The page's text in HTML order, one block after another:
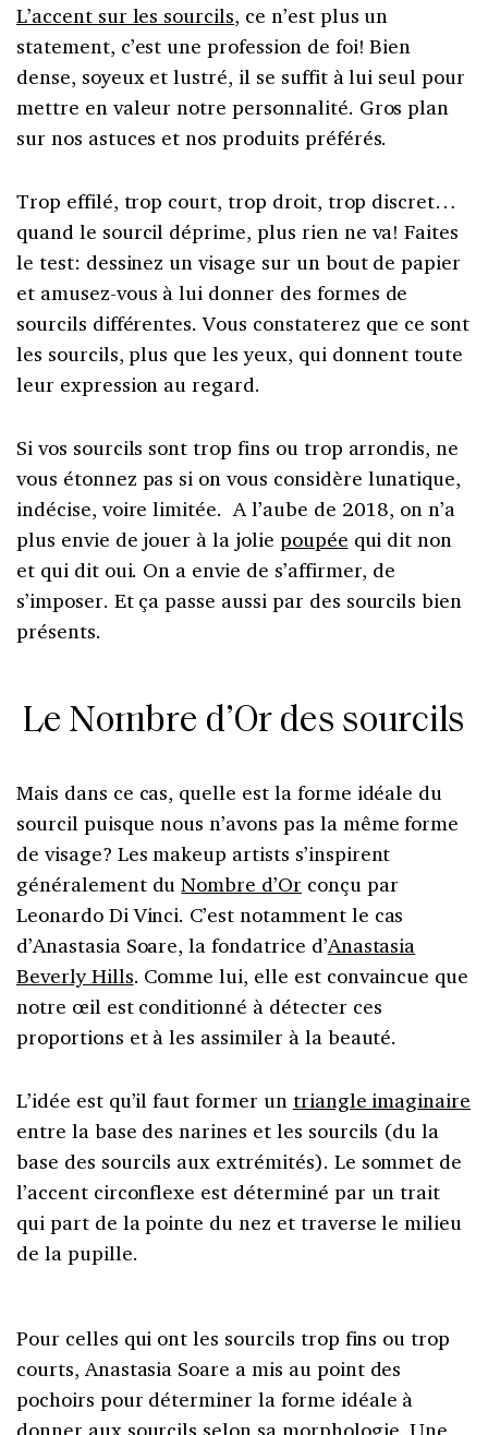
L’accent sur les sourcils, ce n’est plus un
statement, c’est une profession de foi! Bien
dense, soyeux et lustré, il se suffit à lui seul pour
mettre en valeur notre personnalité. Gros plan
sur nos astuces et nos produits préférés.
Trop effilé, trop court, trop droit, trop discret…
quand le sourcil déprime, plus rien ne va! Faites
le test: dessinez un visage sur un bout de papier
et amusez-vous à lui donner des formes de
sourcils différentes. Vous constaterez que ce sont
les sourcils, plus que les yeux, qui donnent toute
leur expression au regard.
Si vos sourcils sont trop fins ou trop arrondis, ne
vous étonnez pas si on vous considère lunatique,
indécise, voire limitée. A l’aube de 2018, on n’a
plus envie de jouer à la jolie poupée qui dit non
et qui dit oui. On a envie de s’affirmer, de
s’imposer. Et ça passe aussi par des sourcils bien
présents.
Le Nombre d’Or des sourcils
Mais dans ce cas, quelle est la forme idéale du
sourcil puisque nous n’avons pas la même forme
de visage? Les makeup artists s’inspirent
généralement duNombre d’Or conçu par
Leonardo Di Vinci. C’est notamment le cas
d’Anastasia Soare, la fondatrice d’Anastasia
Beverly Hills. Comme lui, elle est convaincue que
notre œil est conditionné à détecter ces
proportions et à les assimiler à la beauté.
L’idée est qu’il faut former un triangle imaginaire
entre la base des narines et les sourcils (du la
base des sourcils aux extrémités). Le sommet de
l’accent circonflexe est déterminé par un trait
qui part de la pointe du nez et traverse le milieu
de la pupille.
Pour celles qui ont les sourcils trop fins ou trop
courts, Anastasia Soare a mis au point des
pochoirs pour déterminer la forme idéale à
donner aux sourcils selon sa morphologie. Une